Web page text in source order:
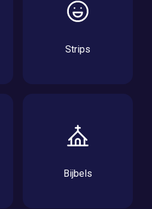
Strips
Bijbels